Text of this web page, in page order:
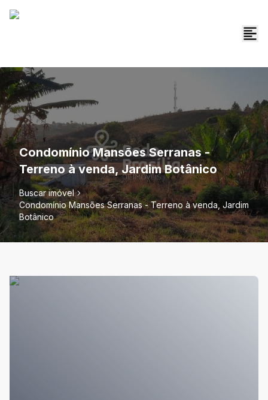
Condomínio Mansões Serranas -
Terreno à venda, Jardim Botânico
Buscar imóvel
Condomínio Mansões Serranas - Terreno à venda, Jardim
Botânico